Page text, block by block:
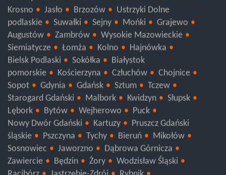
Przemyśl
Lubaczów Jarosław Lesko
Krosno
Jasło Brzozów
Ustrzyki Dolne
podlaskie
Suwałki Sejny Mońki
Grajewo
Augustów
Zambrów
Wysokie Mazowieckie
Siemiatycze
Łomża Kolno
Hajnówka
Bielsk Podlaski
Sokółka
Białystok
pomorskie
Kościerzyna Człuchów
Chojnice
Sopot
Gdynia Gdańsk Sztum
Tczew
Starogard Gdański
Malbork Kwidzyn
Lębork
Bytów Wejherowo
Puck
Nowy Dwór Gdański
Kartuzy
Pruszcz Gdański
śląskie
Pszczyna Tychy Bieruń
Mikołów
Sosnowiec
Jaworzno
Dąbrowa Górnicza
Zawiercie
Będzin Żory
Wodzisław Śląski